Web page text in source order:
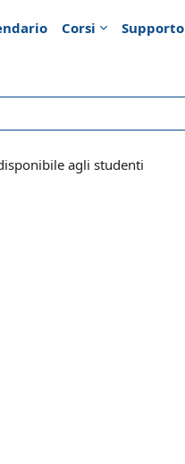
Corsi Supporto
agli studenti